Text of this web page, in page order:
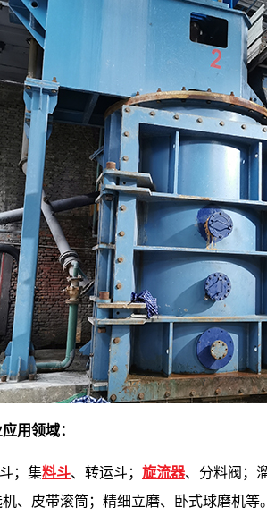
用领域：
；集料斗、转运斗； 旋流器、分料阀；
、皮带滚筒；精细立磨、卧式球磨机等